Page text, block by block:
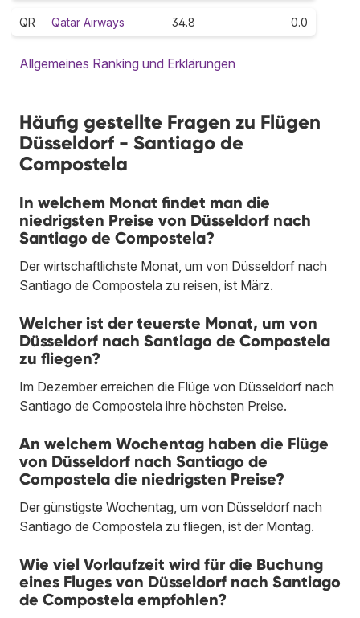
QR Qatar Airways 34.8 0.0
Allgemeines Ranking und Erklärungen
Häufig gestellte Fragen zu Flügen
Düsseldorf - Santiago de
Compostela
In welchem Monat findet man die
niedrigsten Preise von Düsseldorf nach
Santiago de Compostela?
Der wirtschaftlichste Monat, um von Düsseldorf nach
Santiago de Compostela zu reisen, ist März.
Welcher ist der teuerste Monat, um von
Düsseldorf nach Santiago de Compostela
zu fliegen?
Im Dezember erreichen die Flüge von Düsseldorf nach
Santiago de Compostela ihre höchsten Preise.
An welchem Wochentag haben die Flüge
von Düsseldorf nach Santiago de
Compostela die niedrigsten Preise?
Der günstigste Wochentag, um von Düsseldorf nach
Santiago de Compostela zu fliegen, ist der Montag.
Wie viel Vorlaufzeit wird für die Buchung
eines Fluges von Düsseldorf nach Santiago
de Compostela empfohlen?